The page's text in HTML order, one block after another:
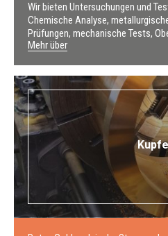
Wir bieten Untersuchungen und
Chemische Analyse,
Prüfungen, mechanische Tests,
Mehr über